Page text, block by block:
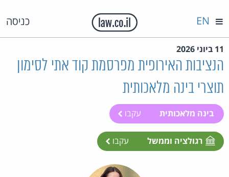
כניסה EN
11 ביוני 2026
הנציבות האירופית מפרסמת קוד אתי לסימון
תוצרי בינה מלאכותית
בינה מלאכותית עקבו
רגולציה וממשל עקבו